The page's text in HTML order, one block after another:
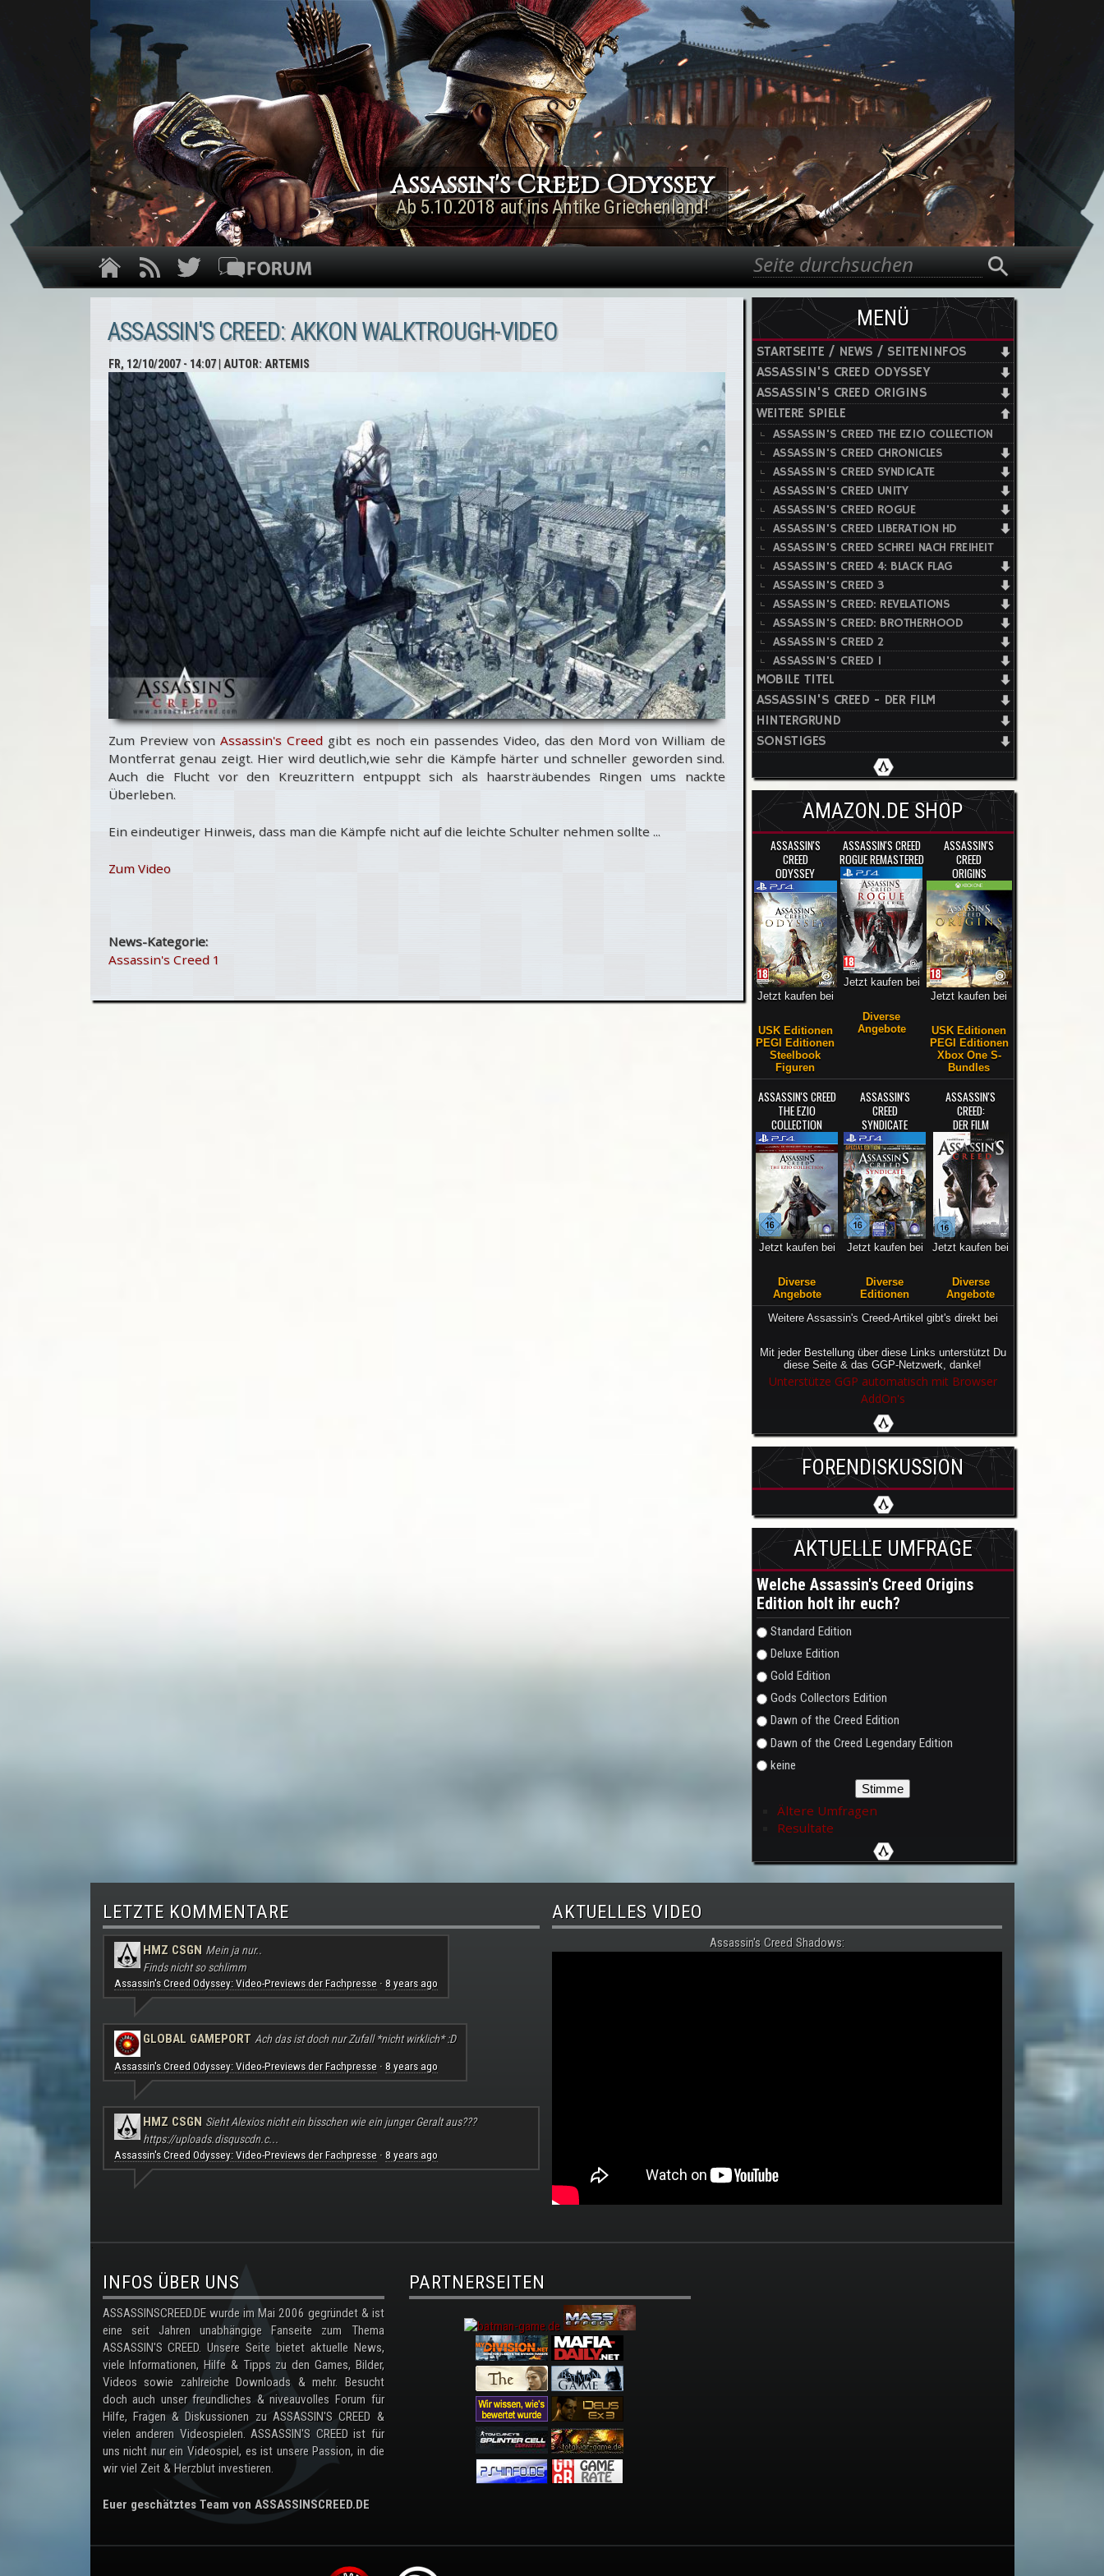
Direkt zum Inhalt
Assassin's Creed Rogue
Remastered
Jetzt für PS4 & Xbox One!
Suchformular
Suche
ASSASSIN'S CREED: AKKON WALKTROUGH-VIDEO
FR, 12/10/2007 - 14:07| AUTOR: ARTEMIS
Zum Preview von Assassin's Creedgibt es noch ein passendes Video, das den Mord von William de
Montferrat genau zeigt. Hier wird deutlich,wie sehr die Kämpfe härter und schneller geworden sind.
Auch die Flucht vor den Kreuzrittern entpuppt sich als haarsträubendes Ringen ums nackte
Überleben.
Ein eindeutiger Hinweis, dass man die Kämpfe nicht auf die leichte Schulter nehmen sollte ...
Zum Video
News-Kategorie:
Assassin's Creed 1
MENÜ
STARTSEITE / NEWS / SEITENINFOS
ASSASSIN'S CREED ODYSSEY
ASSASSIN'S CREED ORIGINS
WEITERE SPIELE
ASSASSIN'S CREED THE EZIO COLLECTION
ASSASSIN'S CREED CHRONICLES
ASSASSIN'S CREED SYNDICATE
ASSASSIN'S CREED UNITY
ASSASSIN'S CREED ROGUE
ASSASSIN'S CREED LIBERATION HD
ASSASSIN'S CREED SCHREI NACH FREIHEIT
ASSASSIN'S CREED 4: BLACK FLAG
ASSASSIN'S CREED 3
ASSASSIN'S CREED: REVELATIONS
ASSASSIN'S CREED: BROTHERHOOD
ASSASSIN'S CREED 2
ASSASSIN'S CREED 1
MOBILE TITEL
ASSASSIN'S CREED - DER FILM
HINTERGRUND
SONSTIGES
AMAZON.DE SHOP
ASSASSIN'S
CREED
ODYSSEY
Jetzt kaufen bei
USK Editionen
PEGI Editionen
Steelbook
Figuren
ASSASSIN'S CREED
ROGUE REMASTERED
Jetzt kaufen bei
Diverse
Angebote
ASSASSIN'S
CREED
ORIGINS
Jetzt kaufen bei
USK Editionen
PEGI Editionen
Xbox One S-
Bundles
ASSASSIN'S CREED
THE EZIO
COLLECTION
Jetzt kaufen bei
Diverse
Angebote
ASSASSIN'S
CREED
SYNDICATE
Jetzt kaufen bei
Diverse
Editionen
ASSASSIN'S
CREED:
DER FILM
Jetzt kaufen bei
Diverse
Angebote
Weitere Assassin's Creed-Artikel gibt's direkt bei
Mit jeder Bestellung über diese Links unterstützt Du
diese Seite & das GGP-Netzwerk, danke!
Unterstütze GGP automatisch mit Browser
AddOn's
FORENDISKUSSION
AKTUELLE UMFRAGE
Welche Assassin's Creed Origins
Edition holt ihr euch?
Auswahlmöglichkeiten
Standard Edition
Deluxe Edition
Gold Edition
Gods Collectors Edition
Dawn of the Creed Edition
Dawn of the Creed Legendary Edition
keine
Ältere Umfragen
Resultate
LETZTE KOMMENTARE
HMZ CSGN Mein ja nur..
Finds nicht so schlimm
Assassin's Creed Odyssey: Video-Previews der Fachpresse· 8 years ago
GLOBAL GAMEPORT Ach das ist doch nur Zufall *nicht wirklich* :D
Assassin's Creed Odyssey: Video-Previews der Fachpresse· 8 years ago
HMZ CSGN Sieht Alexios nicht ein bisschen wie ein junger Geralt aus???
https://uploads.disquscdn.c...
Assassin's Creed Odyssey: Video-Previews der Fachpresse· 8 years ago
AKTUELLES VIDEO
Assassin's Creed Shadows:
.
INFOS ÜBER UNS
ASSASSINSCREED.DE wurde im Mai 2006 gegründet & ist
eine seit Jahren unabhängige Fanseite zum Thema
ASSASSIN'S CREED. Unsere Seite bietet aktuelle News,
viele Informationen, Hilfe & Tipps zu den Games, Bilder,
Videos sowie zahlreiche Downloads & mehr. Besucht
doch auch unser freundliches & niveauvolles Forum für
Hilfe, Fragen & Diskussionen zu ASSASSIN'S CREED &
vielen anderen Videospielen. ASSASSIN'S CREED ist für
uns nicht nur ein Videospiel, es ist unsere Passion, in die
wir viel Zeit & Herzblut investieren.
Euer geschätztes Team von ASSASSINSCREED.DE
PARTNERSEITEN